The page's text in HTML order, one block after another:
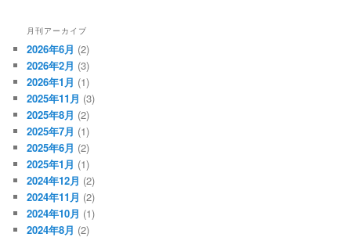
月刊アーカイブ
2026年6月 (2)
2026年2月 (3)
2026年1月 (1)
2025年11月 (3)
2025年8月 (2)
2025年7月 (1)
2025年6月 (2)
2025年1月 (1)
2024年12月 (2)
2024年11月 (2)
2024年10月 (1)
2024年8月 (2)